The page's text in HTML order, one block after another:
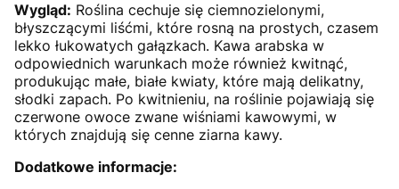
Wygląd: Roślina cechuje się ciemnozielonymi,
błyszczącymi liśćmi, które rosną na prostych, czasem
lekko łukowatych gałązkach. Kawa arabska w
odpowiednich warunkach może również kwitnąć,
produkując małe, białe kwiaty, które mają delikatny,
słodki zapach. Po kwitnieniu, na roślinie pojawiają się
czerwone owoce zwane wiśniami kawowymi, w
których znajdują się cenne ziarna kawy.
Dodatkowe informacje: